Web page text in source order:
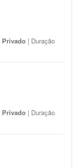
Privado | Duração
Privado | Duração